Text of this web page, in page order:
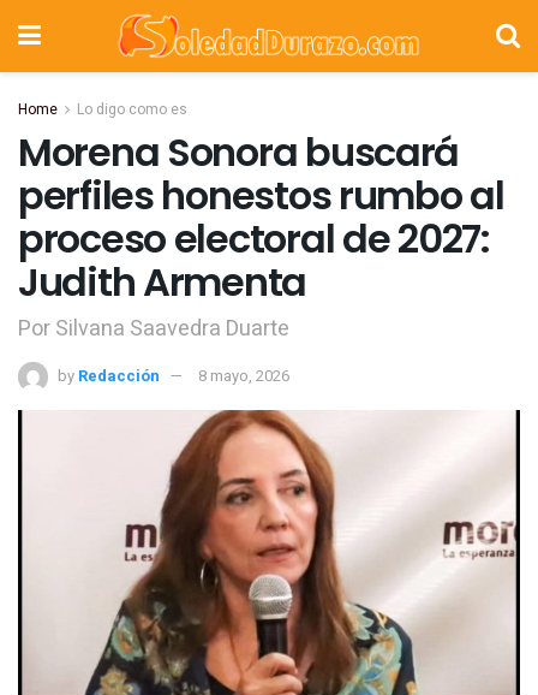
Home Lo digo como es
Morena Sonora buscará
perfiles honestos rumbo al
proceso electoral de 2027:
Judith Armenta
Por Silvana Saavedra Duarte
by Redacción 8 mayo, 2026